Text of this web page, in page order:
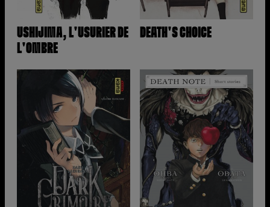
USHIJIMA, L'USURIER DE
L'OMBRE
DEATH'S CHOICE